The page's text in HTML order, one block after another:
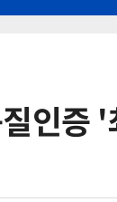
인증
6 단독
'게이